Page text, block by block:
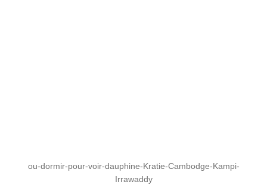
ou-dormir-pour-voir-dauphine-Kratie-Cambodge-Kampi-
Irrawaddy